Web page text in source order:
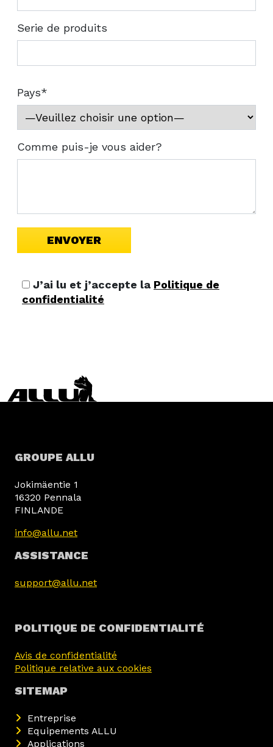
Serie de produits
Pays*
Comme puis-je vous aider?
J’ai lu et j’accepte la Politique de
confidentialité
GROUPE ALLU
Jokimäentie 1
16320 Pennala
FINLANDE
info@allu.net
ASSISTANCE
support@allu.net
POLITIQUE DE CONFIDENTIALITÉ
Avis de confidentialité
Politique relative aux cookies
SITEMAP
Entreprise
Equipements ALLU
Applications